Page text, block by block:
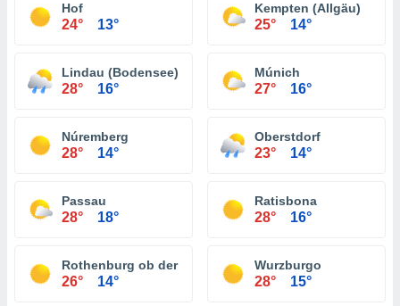
Hof
24° 13°
Kempten (Allgäu)
25° 14°
Lindau (Bodensee)
28° 16°
Múnich
27° 16°
Núremberg
28° 14°
Oberstdorf
23° 14°
Passau
28° 18°
Ratisbona
28° 16°
Rothenburg ob der Tauber
26° 14°
Wurzburgo
28° 15°